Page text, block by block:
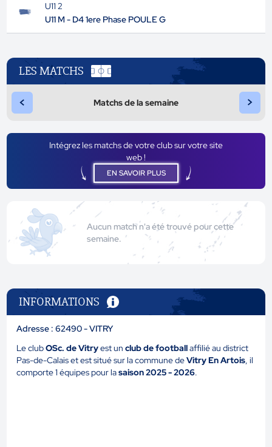
U11 2
U11 M - D4 1ere Phase POULE G
LES MATCHS
< Matchs de la semaine >
Intégrez les matchs de votre club sur votre site
web !
EN SAVOIR PLUS
Aucun match n'a été trouvé pour cette
semaine.
INFORMATIONS
Adresse : 62490 - VITRY
Le clubOSc. de Vitryest unclub de footballaffilié au district
Pas-de-Calais et est situé sur la commune deVitry En Artois, il
comporte 1 équipes pour lasaison 2025 - 2026.